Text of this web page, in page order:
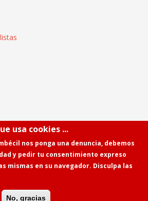
Contacto
usa cookies ...
nos ponga una denuncia, debemos
y pedir tu consentimiento expreso
mismas en su navegador. Disculpa las
No, gracias